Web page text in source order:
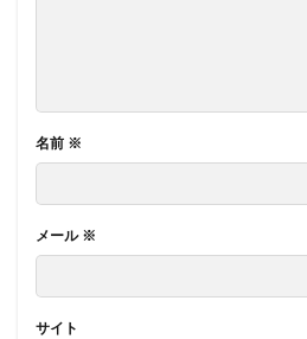
名前 ※
メール ※
サイト